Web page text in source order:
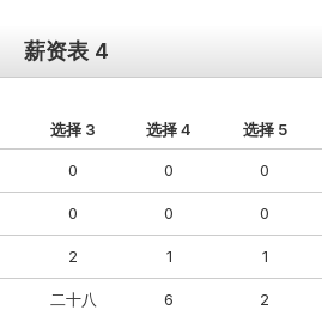
薪资表 4
选择 3 选择 4 选择 5
0 0 0
0 0 0
2 1 1
二十八 6 2